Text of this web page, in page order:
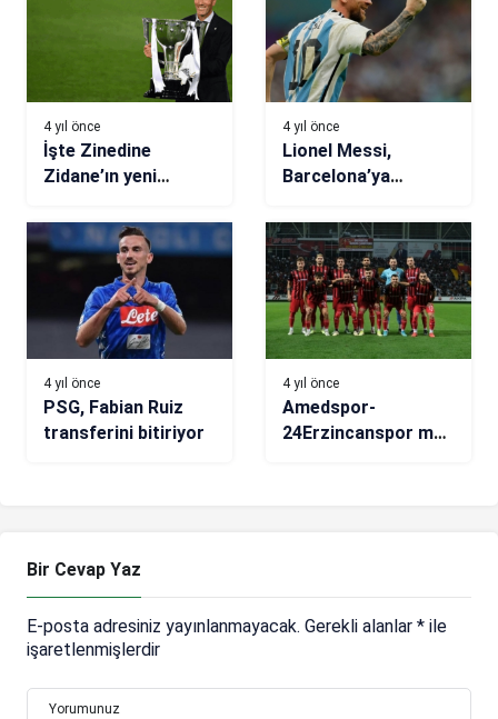
4 yıl önce
İşte Zinedine
Zidane’ın yeni
4 yıl önce
Lionel Messi,
Barcelona’ya
4 yıl önce
PSG, Fabian Ruiz
transferini bitiriyor
4 yıl önce
Amedspor-
24Erzincanspor maç
Bir Cevap Yaz
E-posta adresiniz yayınlanmayacak. Gerekli alanlar * ile
işaretlenmişlerdir
Yorumunuz